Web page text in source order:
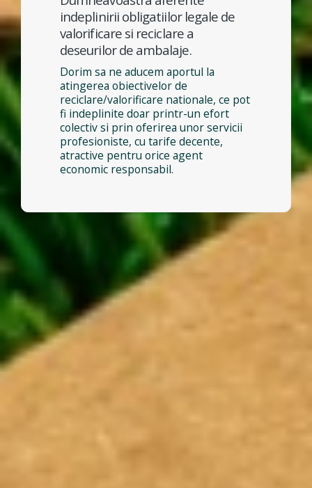
indeplinirii obligatiilor legale de
valorificare si reciclare a
deseurilor de ambalaje.
Dorim sa ne aducem aportul la
atingerea obiectivelor de
reciclare/valorificare nationale, ce pot
fi indeplinite doar printr-un efort
colectiv si prin oferirea unor servicii
profesioniste, cu tarife decente,
atractive pentru orice agent
economic responsabil.